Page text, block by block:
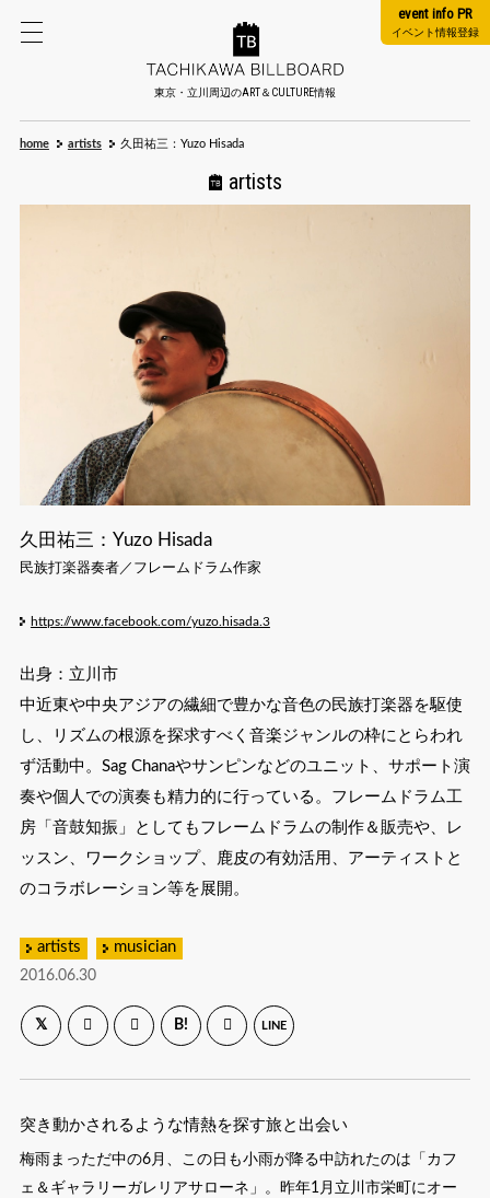
東京・立川周辺のART＆CULTURE情報
event info PR
イベント情報登録
home artists 久田祐三：Yuzo Hisada
artists
久田祐三：Yuzo Hisada
民族打楽器奏者／フレームドラム作家
https://www.facebook.com/yuzo.hisada.3
出身：立川市
中近東や中央アジアの繊細で豊かな音色の民族打楽器を駆使
し、リズムの根源を探求すべく音楽ジャンルの枠にとらわれ
ず活動中。Sag Chanaやサンピンなどのユニット、サポート演
奏や個人での演奏も精力的に行っている。フレームドラム工
房「音鼓知振」としてもフレームドラムの制作＆販売や、レ
ッスン、ワークショップ、鹿皮の有効活用、アーティストと
のコラボレーション等を展開。
artists musician
2016.06.30
B! LINE
突き動かされるような情熱を探す旅と出会い
梅雨まっただ中の6月、この日も小雨が降る中訪れたのは「カフ
ェ＆ギャラリーガレリアサローネ」。昨年1月立川市栄町にオー